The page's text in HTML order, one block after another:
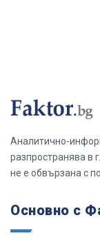
Аналитично-
разпространява в
не е обвързана с
Основно с